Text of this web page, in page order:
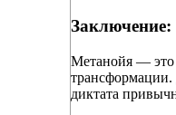
Заключение:
Метанойя — это
трансформации.
диктата